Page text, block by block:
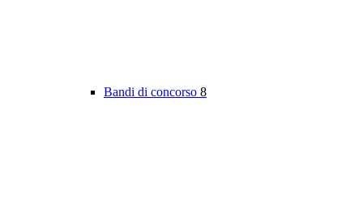
Bandi di concorso 8